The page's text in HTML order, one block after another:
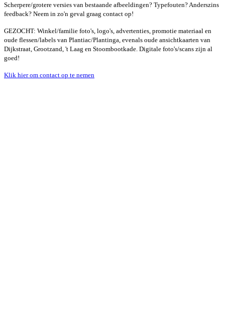
Scherpere/grotere versies van bestaande afbeeldingen? Typefouten? Anderszins
feedback? Neem in zo'n geval graag contact op!
GEZOCHT: Winkel/familie foto's, logo's, advertenties, promotie materiaal en
oude flessen/labels van Plantiac/Plantinga, evenals oude ansichtkaarten van
Dijkstraat, Grootzand, 't Laag en Stoombootkade. Digitale foto's/scans zijn al
goed!
Klik hier om contact op te nemen